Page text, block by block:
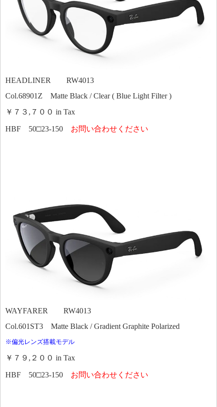
HEADLINER RW4013
Col.68901Z Matte Black / Clear ( Blue Light Filter )
￥７３,７００ in Tax
HBF 50□23-150 お問い合わせください
WAYFARER RW4013
Col.601ST3 Matte Black / Gradient Graphite Polarized
※偏光レンズ搭載モデル
￥７９,２００ in Tax
HBF 50□23-150 お問い合わせください